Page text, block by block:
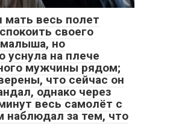
мать весь полет
своего
но
уснула на плече
мужчины рядом;
что сейчас он
однако через
весь самолёт с
наблюдал за тем, что